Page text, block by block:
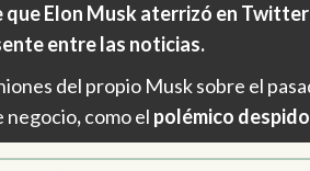
que Elon Musk aterrizó en
entre las noticias.
del propio Musk sobre el
negocio,como el polémico